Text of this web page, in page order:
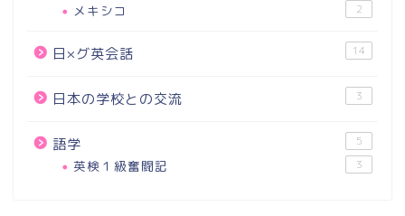
メキシコ 2
日×グ英会話 14
日本の学校との交流 3
語学 5
英検１級奮闘記 3